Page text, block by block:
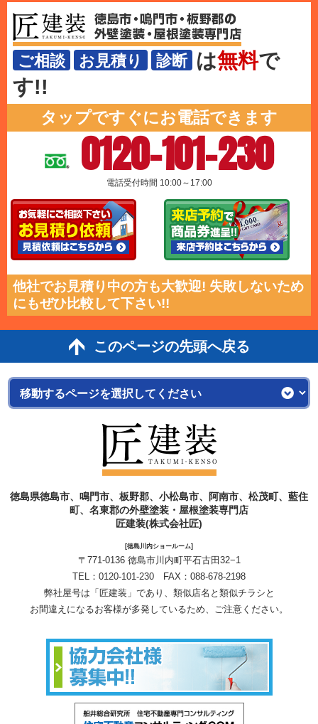
ご相談 お見積り 診断 は無料で
す!!
タップですぐにお電話できます
0120-101-230
電話受付時間 10:00～17:00
他社でお見積り中の方も大歓迎! 失敗しないため
にもぜひ比較して下さい!!
このページの先頭へ戻る
徳島県徳島市、鳴門市、板野郡、小松島市、阿南市、松茂町、藍住
町、名東郡の外壁塗装・屋根塗装専門店
匠建装(株式会社匠)
[徳島川内ショールーム]
〒771-0136 徳島市川内町平石古田32−1
TEL： 0120-101-230 FAX：088-678-2198
弊社屋号は「匠建装」であり、類似店名と類似チラシと
お間違えになるお客様が多発しているため、ご注意ください。